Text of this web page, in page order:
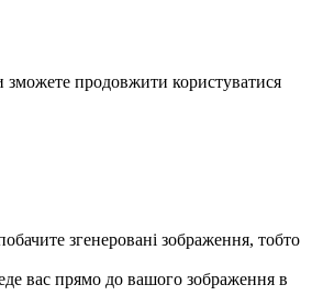
зможете продовжити користуватися
згенеровані зображення, тобто
вас прямо до вашого зображення в